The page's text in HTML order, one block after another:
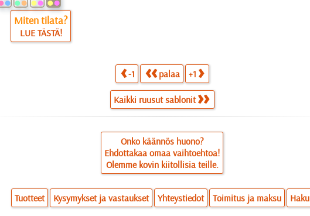
Miten tilata?
LUE TÄSTÄ!
-1 palaa +1
Kaikki ruusut sablonit
Onko käännös huono?
Ehdottakaa omaa vaihtoehtoa!
Olemme kovin kiitollisia teille.
Tuotteet Kysymykset ja vastaukset Yhteystiedot Toimitus ja maksu Haku